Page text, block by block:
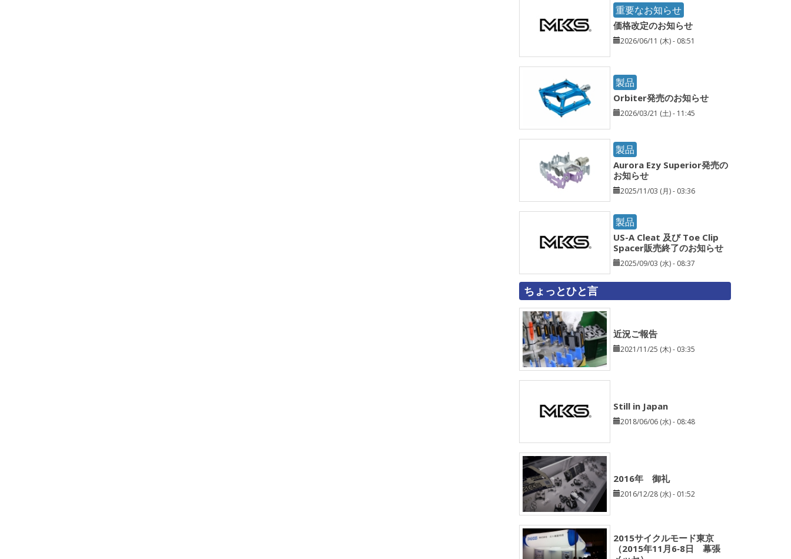
重要なお知らせ
価格改定のお知らせ
2026/06/11 (木) - 08:51
製品
Orbiter発売のお知らせ
2026/03/21 (土) - 11:45
製品
Aurora Ezy Superior発売の
お知らせ
2025/11/03 (月) - 03:36
製品
US-A Cleat 及び Toe Clip
Spacer販売終了のお知らせ
2025/09/03 (水) - 08:37
ちょっとひと言
近況ご報告
2021/11/25 (木) - 03:35
Still in Japan
2018/06/06 (水) - 08:48
2016年 御礼
2016/12/28 (水) - 01:52
2015サイクルモード東京
（2015年11月6‐8日 幕張